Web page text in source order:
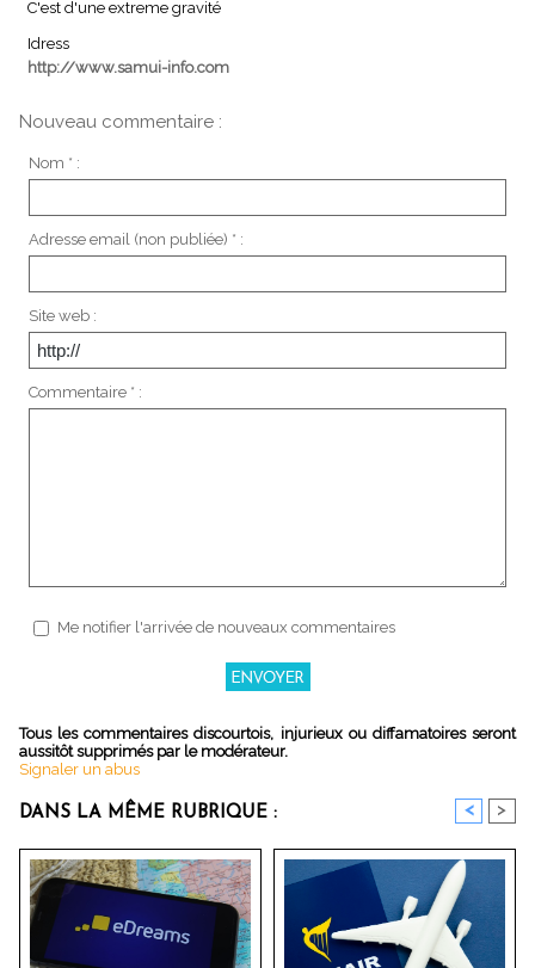
C'est d'une extreme gravité
Idress
http://www.samui-info.com
Nouveau commentaire :
Nom * :
Adresse email (non publiée) * :
Site web :
Commentaire * :
Me notifier l'arrivée de nouveaux commentaires
Tous les commentaires discourtois, injurieux ou diffamatoires seront
aussitôt supprimés par le modérateur.
Signaler un abus
DANS LA MÊME RUBRIQUE : < >